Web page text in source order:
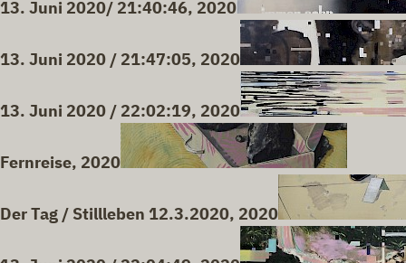
13. Juni 2020/ 21:40:46, 2020
13. Juni 2020 / 21:47:05, 2020
13. Juni 2020 / 22:02:19, 2020
Fernreise, 2020
Der Tag / Stillleben 12.3.2020, 2020